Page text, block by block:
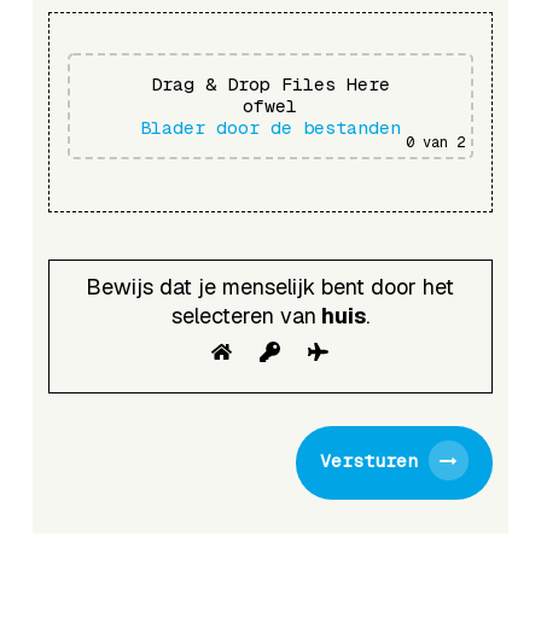
Drag & Drop Files Here
ofwel
Blader door de bestanden
0van 2
Bewijs dat je menselijk bent door het
selecteren van huis.
Versturen